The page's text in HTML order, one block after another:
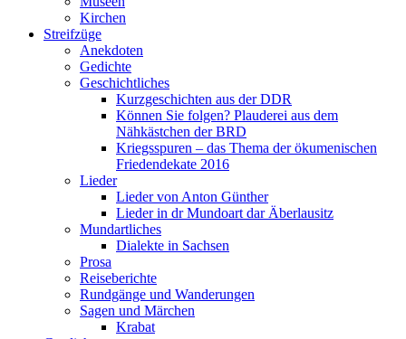
Kirchen
Streifzüge
Anekdoten
Gedichte
Geschichtliches
Kurzgeschichten aus der DDR
Können Sie folgen? Plauderei aus dem
Nähkästchen der BRD
Kriegsspuren – das Thema der ökumenischen
Friedendekate 2016
Lieder
Lieder von Anton Günther
Lieder in dr Mundoart dar Äberlausitz
Mundartliches
Dialekte in Sachsen
Prosa
Reiseberichte
Rundgänge und Wanderungen
Sagen und Märchen
Krabat